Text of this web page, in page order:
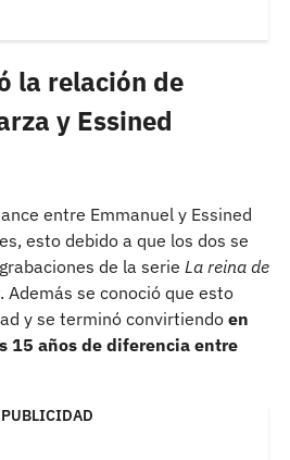
la relación de
y Essined
entre Emmanuel y Essined
esto debido a que los dos se
de la serie La reina de
. Además se conoció que esto
y se terminó convirtiendo en
15 años de diferencia entre
PUBLICIDAD